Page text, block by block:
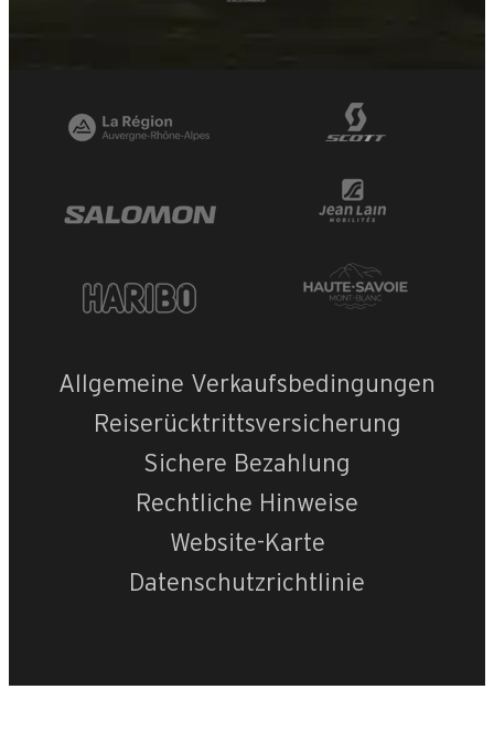
Allgemeine Verkaufsbedingungen
Reiserücktrittsversicherung
Sichere Bezahlung
Rechtliche Hinweise
Website-Karte
Datenschutzrichtlinie